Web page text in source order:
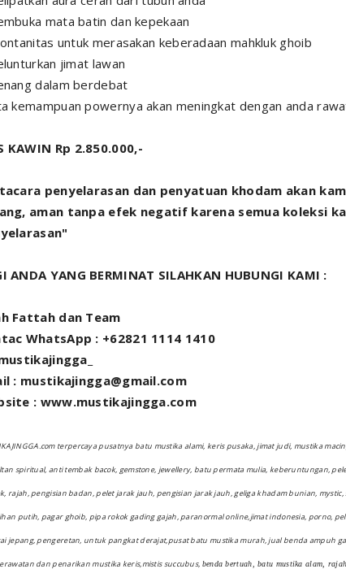
mata batin dan kepekaan
untuk merasakan keberadaan mahkluk ghoib
jimat lawan
dalam berdebat
kemampuan powernya akan meningkat dengan anda
KAWIN Rp 2.850.000,-
penyelarasan dan penyatuan khodam akan
aman tanpa efek negatif karena semua koleksi
ANDA YANG BERMINAT SILAHKAN HUBUNGI KAMI :
Fattah dan Team
WhatsApp : +62821 1114 1410
: mustikajingga@gmail.com
: www.mustikajingga.com
terpercaya pusatnya batu mustika alami, keris pusaka, jimat judi, mustika
spiritual, anti tembak bacok, gemstone, jewellery, batu permata mulia, keberuntungan,
rajah, pengisian badan, pelet jarak jauh, pengisian jarak jauh, geliga khadam bunian,
putih, pagar ghoib, pipa rokok gading gajah, paranormal online,jimat indonesia, porno,
jepang, pengeretan, untuk pangkat derajat,pusat batu mustika murah, jual benda ampuh
dan penarikan mustika keris,mistis succubus, benda bertuah, batu mustika alam,